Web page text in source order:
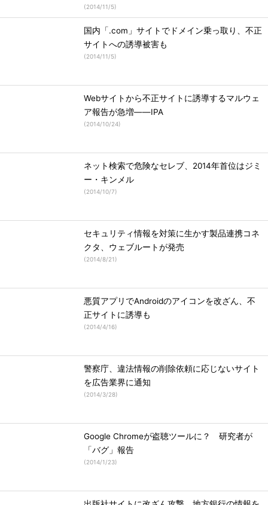
(2014/11/5)
国内「.com」サイトでドメイン乗っ取り、不正
サイトへの誘導被害も
(2014/11/5)
Webサイトから不正サイトに誘導するマルウェ
ア報告が急増――IPA
(2014/10/24)
ネット検索で危険なセレブ、2014年首位はジミ
ー・キンメル
(2014/10/7)
セキュリティ情報を対策に生かす製品連携コネ
クタ、ウェブルートが発売
(2014/8/21)
悪質アプリでAndroidのアイコンを改ざん、不
正サイトに誘導も
(2014/4/16)
警察庁、違法情報の削除依頼に応じないサイト
を広告業界に通知
(2014/3/28)
Google Chromeが盗聴ツールに？ 研究者が
「バグ」報告
(2014/1/23)